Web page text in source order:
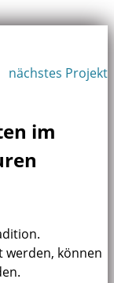
nächstes Projekt
im
werden, können